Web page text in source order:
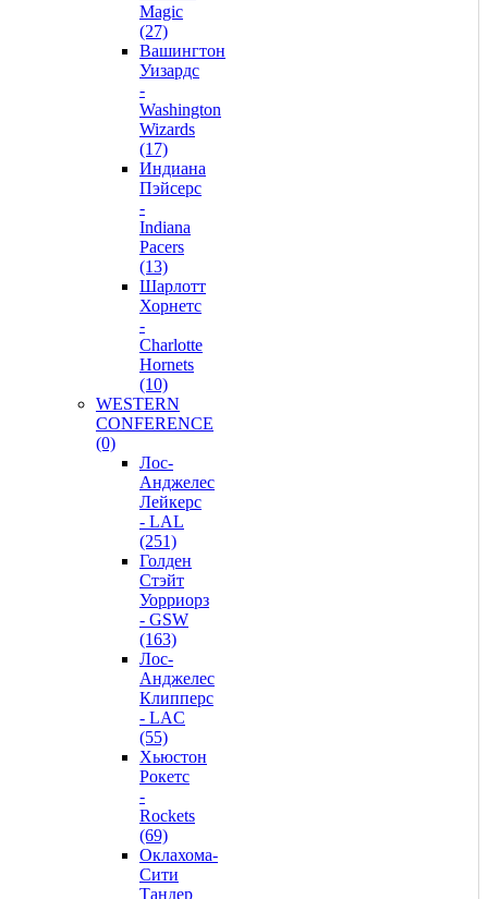
Magic
(27)
Вашингтон
Уизардс
-
Washington
Wizards
(17)
Индиана
Пэйсерс
-
Indiana
Pacers
(13)
Шарлотт
Хорнетс
-
Charlotte
Hornets
(10)
WESTERN
CONFERENCE
(0)
Лос-
Анджелес
Лейкерс
- LAL
(251)
Голден
Стэйт
Уорриорз
- GSW
(163)
Лос-
Анджелес
Клипперс
- LAC
(55)
Хьюстон
Рокетс
-
Rockets
(69)
Оклахома-
Сити
Тандер